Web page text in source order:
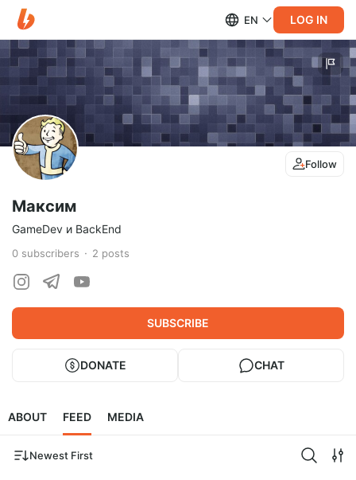
EN LOG IN
Follow
Максим
GameDev и BackEnd
0 subscribers 2 posts
SUBSCRIBE
DONATE CHAT
ABOUT FEED MEDIA
Newest First